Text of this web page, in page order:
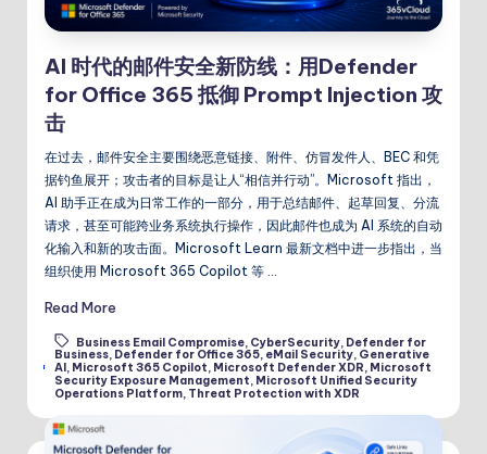
AI 时代的邮件安全新防线：用Defender
for Office 365 抵御 Prompt Injection 攻
击
在过去，邮件安全主要围绕恶意链接、附件、仿冒发件人、BEC 和凭
据钓鱼展开；攻击者的目标是让人“相信并行动”。Microsoft 指出，
AI 助手正在成为日常工作的一部分，用于总结邮件、起草回复、分流
请求，甚至可能跨业务系统执行操作，因此邮件也成为 AI 系统的自动
化输入和新的攻击面。Microsoft Learn 最新文档中进一步指出，当
组织使用 Microsoft 365 Copilot 等 …
Read More
Tags:
Business Email Compromise CyberSecurity Defender for
Business, Defender for Office 365, eMail Security, Generative
AI , Microsoft 365 Copilot, Microsoft Defender XDR, Microsoft
Security Exposure Management, Microsoft Unified Security
Operations Platform, Threat Protection with XDR